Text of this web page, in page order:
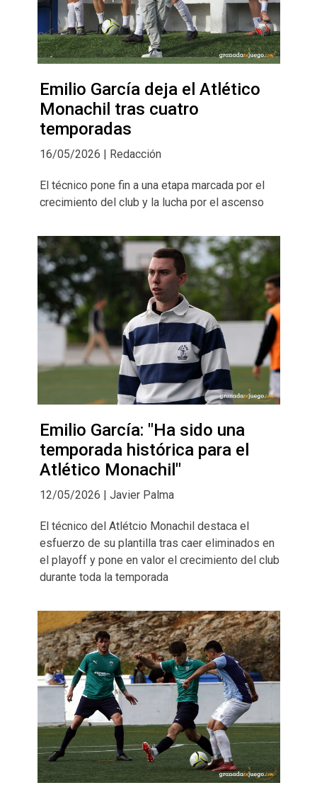
Emilio García deja el Atlético
Monachil tras cuatro
temporadas
16/05/2026 | Redacción
El técnico pone fin a una etapa marcada por el
crecimiento del club y la lucha por el ascenso
Emilio García: "Ha sido una
temporada histórica para el
Atlético Monachil"
12/05/2026 | Javier Palma
El técnico del Atlétcio Monachil destaca el
esfuerzo de su plantilla tras caer eliminados en
el playoff y pone en valor el crecimiento del club
durante toda la temporada